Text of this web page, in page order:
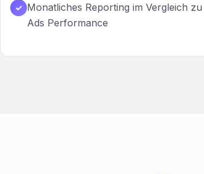
✓ Monatliches Reporting im Vergleich
Ads Performance